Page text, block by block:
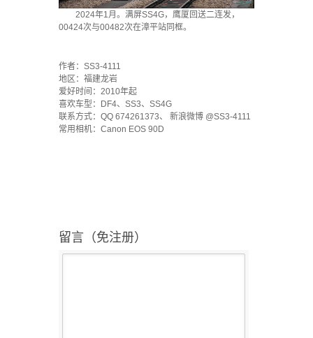
2024年1月。满屏SS4G，鹰厦回送二连发，
00424次与00482次在漳平站同框。
作者：SS3-4111
地区：福建龙岩
爱好时间：2010年起
喜欢车型：DF4、SS3、SS4G
联系方式：QQ 674261373、 新浪微博 @SS3-4111
常用相机：Canon EOS 90D
留言（免注册）